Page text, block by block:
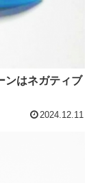
ンはネガティブ
2024.12.11